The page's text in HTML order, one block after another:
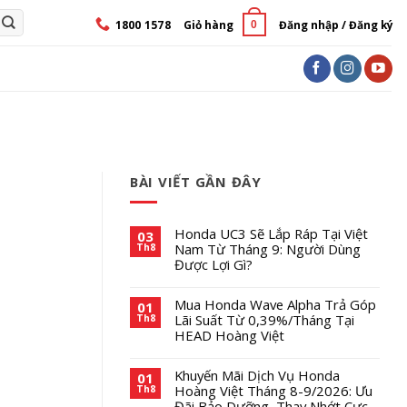
1800 1578 Giỏ hàng 0 Đăng nhập / Đăng ký
BÀI VIẾT GẦN ĐÂY
03
Th8
Honda UC3 Sẽ Lắp Ráp Tại Việt
Nam Từ Tháng 9: Người Dùng
Được Lợi Gì?
01
Th8
Mua Honda Wave Alpha Trả Góp
Lãi Suất Từ 0,39%/Tháng Tại
HEAD Hoàng Việt
01
Th8
Khuyến Mãi Dịch Vụ Honda
Hoàng Việt Tháng 8-9/2026: Ưu